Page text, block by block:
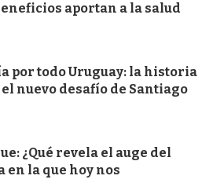
aportan a la salud
por todo Uruguay: la historia
nuevo desafío de Santiago
¿Qué revela el auge del
en la que hoy nos